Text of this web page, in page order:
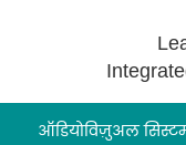
ऑडियोविज़ुअल